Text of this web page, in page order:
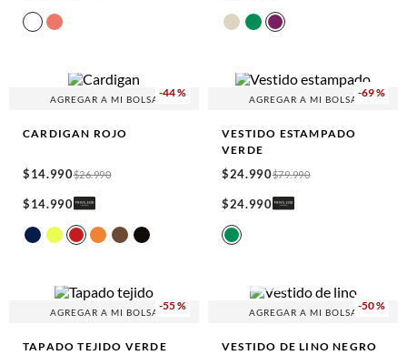
-44 %
AGREGAR A MI BOLSA
CARDIGAN ROJO
$14.990$26.990
$14.990
-69 %
AGREGAR A MI BOLSA
VESTIDO ESTAMPADO
VERDE
$24.990$79.990
$24.990
-55 %
AGREGAR A MI BOLSA
TAPADO TEJIDO VERDE
-50 %
AGREGAR A MI BOLSA
VESTIDO DE LINO NEGRO